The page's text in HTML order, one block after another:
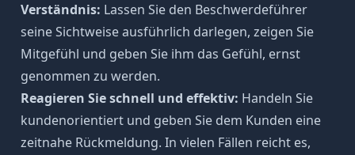
Verständnis: Lassen Sie den Beschwerdeführer
seine Sichtweise ausführlich darlegen, zeigen Sie
Mitgefühl und geben Sie ihm das Gefühl, ernst
genommen zu werden.
Reagieren Sie schnell und effektiv: Handeln Sie
kundenorientiertund geben Sie dem Kunden eine
zeitnahe Rückmeldung. In vielen Fällen reicht es,